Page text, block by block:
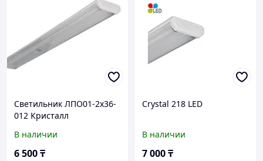
Светильник ЛПО01-2х36-
012 Кристалл
В наличии
6 500₸
Crystal 218 LED
В наличии
7 000₸